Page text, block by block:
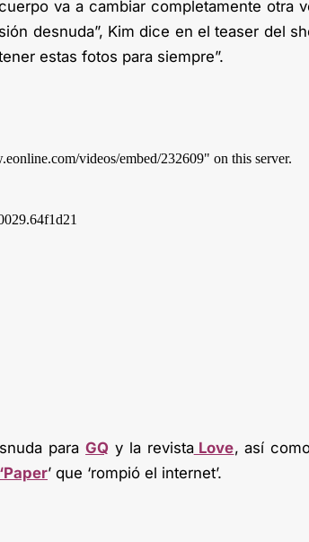
va a cambiar completamente otra
desnuda”, Kim dice en el teaser del
estas fotos para siempre”.
paraGQ y la revistaLove, así
‘Paper’ que ‘rompió el internet’.